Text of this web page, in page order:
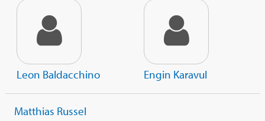
Leon Baldacchino Engin Karavul
Matthias Russel